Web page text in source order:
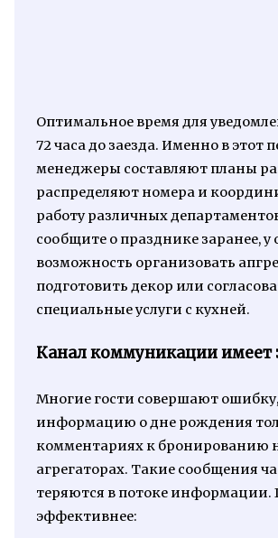
Оптимальное время для
72 часа до заезда. Именно в этот
менеджеры составляют планы
распределяют номера и
работу различных
сообщите о празднике заранее, у
возможность организовать
подготовить декор или
специальные услуги с кухней.
Канал коммуникации имеет
Многие гости совершают
информацию о дне рождения
комментариях к бронированию
агрегаторах. Такие сообщения
теряются в потоке информации.
эффективнее: